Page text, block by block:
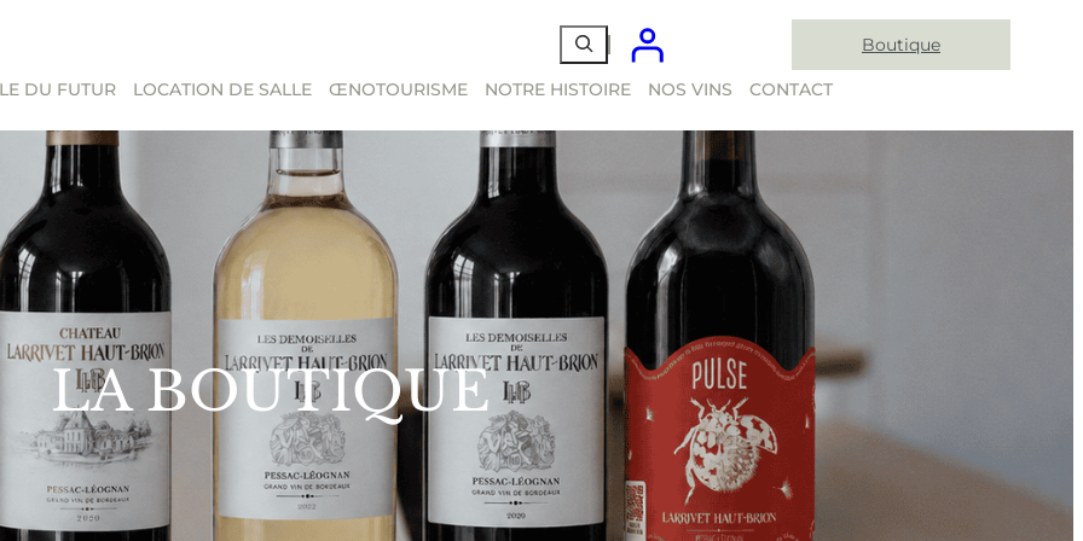
Boutique
DU FUTUR LOCATION DE SALLE ŒNOTOURISME NOTRE HISTOIRE NOS VINS CONTACT
LA BOUTIQUE